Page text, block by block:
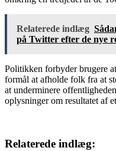
Relaterede indlæg
på Twitter efter de nye
Politikken forbyder brugere
formål at afholde folk fra at
at underminere
oplysninger om resultatet af
Relaterede indlæg: